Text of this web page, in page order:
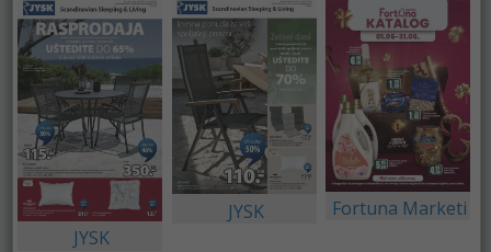
JYSK
JYSK Fortuna Marketi